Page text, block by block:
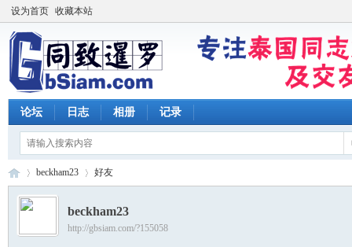
设为首页 收藏本站
论坛 日志 相册 记录
›
beckham23 好友
beckham23
http://gbsiam.com/?155058